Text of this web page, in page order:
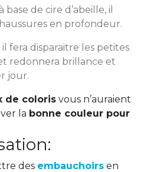
de cire d’abeille, il
en profondeur.
fera disparaitre les petites
redonnera brillance et
jour.
de coloris vous n’auraient
la bonne couleur pour
des embauchoirs en